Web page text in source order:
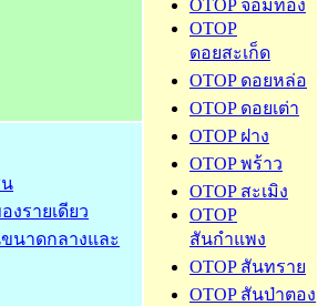
OTOP จอมทอง
OTOP
ดอยสะเก็ด
OTOP ดอยหล่อ
OTOP ดอยเต่า
OTOP ฝาง
OTOP พร้าว
OTOP สะเมิง
OTOP
สันกำแพง
OTOP สันทราย
OTOP สันป่าตอง
งรายเดียว
นาดกลางและ